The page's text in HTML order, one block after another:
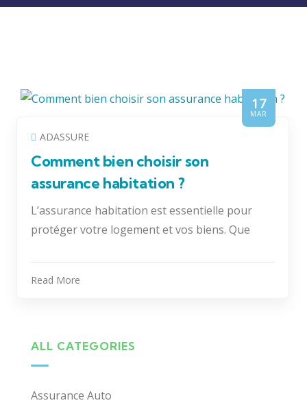
17
MAR
ADASSURE
Comment bien choisir son
assurance habitation ?
L’assurance habitation est essentielle pour
protéger votre logement et vos biens. Que
Read More
ALL CATEGORIES
Assurance Auto